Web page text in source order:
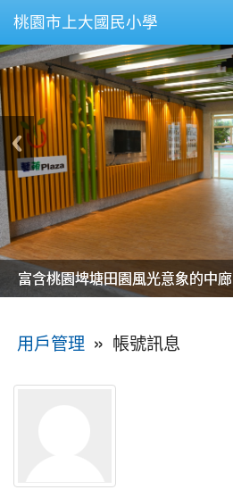
桃園市上大國民小學
美麗的操場是我們活力的來源
美麗的操場是我們活力的來源
煥然一新的小司令台
煥然一新的小司令台
富含桃園埤塘田園風光意象的中廊
富含桃園埤塘田園風光意象的中廊
嶄新的中庭廣場
嶄新的中庭廣場
水生池生生不息
水生池生生不息
用戶管理 » 帳號訊息